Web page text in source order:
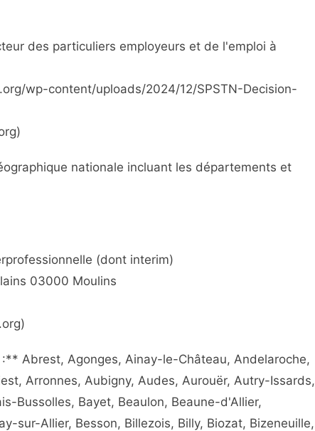
des particuliers employeurs et de l'emploi à
wp-content/uploads/2024/12/SPSTN-Decision-
nationale incluant les départements et
(dont interim)
03000 Moulins
Abrest, Agonges, Ainay-le-Château, Andelaroche,
Arronnes, Aubigny, Audes, Aurouër, Autry-Issards,
Bussolles, Bayet, Beaulon, Beaune-d'Allier,
sur-Allier, Besson, Billezois, Billy, Biozat, Bizeneuille,